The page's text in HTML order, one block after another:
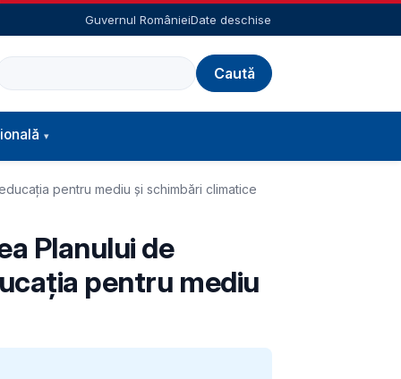
Guvernul RomânieiDate deschise
pentru mediu și schimbări climatice
Planului de
pentru mediu